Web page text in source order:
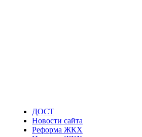
ДОСТ
Новости сайта
Реформа ЖКХ